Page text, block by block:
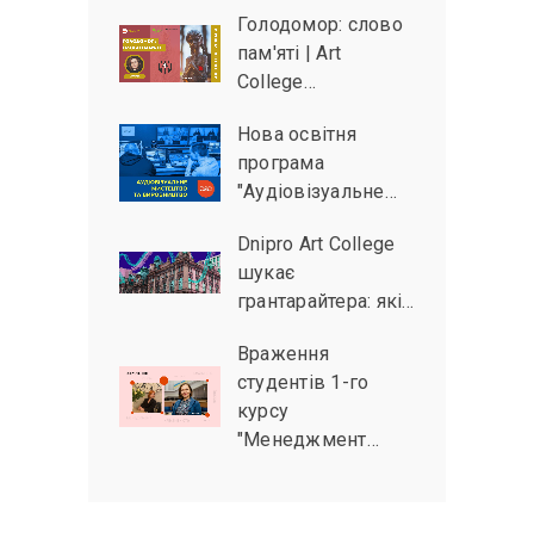
Голодомор: слово
пам'яті | Art
College…
Нова освітня
програма
"Аудіовізуальне…
Dnipro Art College
шукає
грантарайтера: які…
Враження
студентів 1-го
курсу
"Менеджмент…